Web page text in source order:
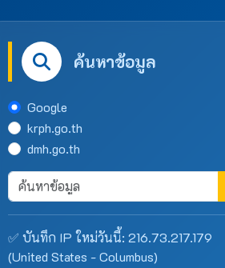
ค้นหาข้อมูล
Google
krph.go.th
dmh.go.th
✅ บันทึก IP ใหม่วันนี้: 216.73.217.179
(United States - Columbus)